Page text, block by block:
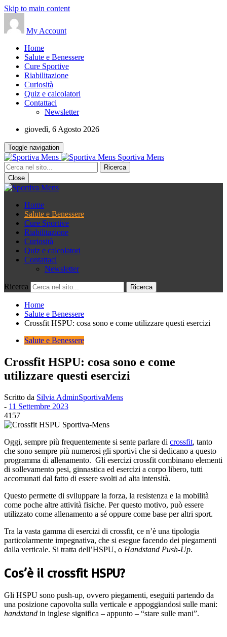
Skip to main content
My Account
Home
Salute e Benessere
Cure Sportive
Riabilitazione
Curiosità
Quiz e calcolatori
Contattaci
Newsletter
giovedì, 6 Agosto 2026
Toggle navigation
Sportiva Mens
Close
Home
Salute e Benessere
Cure Sportive
Riabilitazione
Curiosità
Quiz e calcolatori
Contattaci
Newsletter
Ricerca
Home
Salute e Benessere
Crossfit HSPU: cosa sono e come utilizzare questi esercizi
Salute e Benessere
Crossfit HSPU: cosa sono e come
utilizzare questi esercizi
Scritto da Silvia AdminSportivaMens
- 11 Settembre 2023
4157
Oggi, sempre più frequentemente si sente parlare di crossfit, tanto
che sono sempre più numerosi gli sportivi che si dedicano a questo
programma di allenamento. Gli esercizi crossfit combinano elementi
di sollevamento pesi, ginnastica ed esercizi a corpo libero, tutti
accomunati dal fatto di essere svolti ad alta intensità.
Questo permette di sviluppare la forza, la resistenza e la mobilità
come poche altre attività fisiche. Per questo motivo, può essere
utilizzato come allenamento a sé oppure come base per altri sport.
Tra la vasta gamma di esercizi di crossfit, ce n’è una tipologia
particolarmente impegnativa, che si esegue facendo dei piegamenti
dalla verticale. Si tratta dell’HSPU, o Handstand Push-Up.
Cos’è il crossfit HSPU?
Gli HSPU sono push-up, ovvero piegamenti, eseguiti partendo da
una posizione capovolta sulla verticale e appoggiandosi sulle mani:
handstand in inglese significa – appunto – “stare sulle mani”.